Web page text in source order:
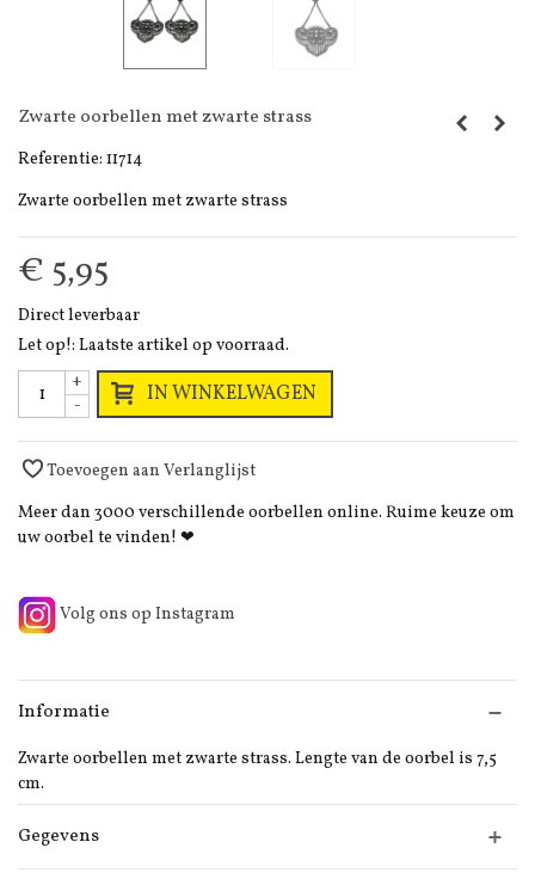
Zwarte oorbellen met zwarte strass
Referentie: 11714
Zwarte oorbellen met zwarte strass
€ 5,95
Direct leverbaar
Let op!: Laatste artikel op voorraad.
-
+ IN WINKELWAGEN
Toevoegen aan Verlanglijst
Meer dan 3000 verschillende oorbellen online. Ruime keuze om
uw oorbel te vinden! ❤
Volg ons op Instagram
Informatie
Zwarte oorbellen met zwarte strass. Lengte van de oorbel is 7,5
cm.
Gegevens